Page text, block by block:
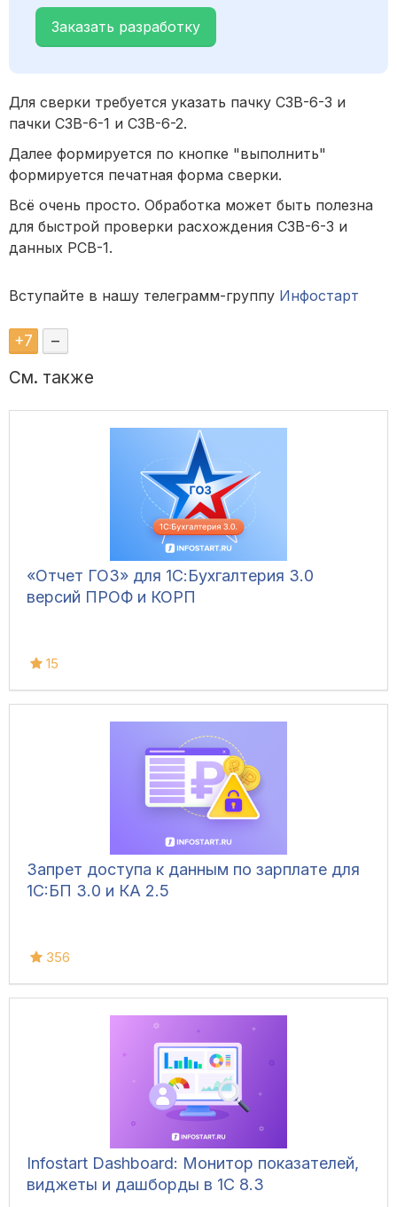
Заказать разработку
Для сверки требуется указать пачку СЗВ-6-3 и
пачки СЗВ-6-1 и СЗВ-6-2.
Далее формируется по кнопке "выполнить"
формируется печатная форма сверки.
Всё очень просто. Обработка может быть полезна
для быстрой проверки расхождения СЗВ-6-3 и
данных РСВ-1.
Вступайте в нашу телеграмм-группу Инфостарт
+7 –
См. также
«Отчет ГОЗ» для 1С:Бухгалтерия 3.0
версий ПРОФ и КОРП
15
Запрет доступа к данным по зарплате для
1C:БП 3.0 и КА 2.5
356
Infostart Dashboard: Монитор показателей,
виджеты и дашборды в 1С 8.3